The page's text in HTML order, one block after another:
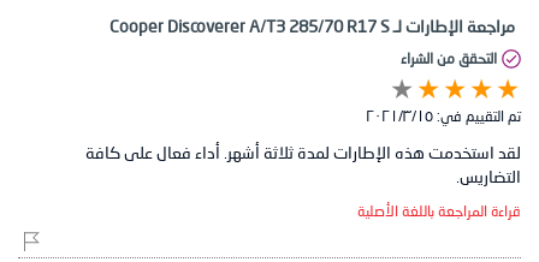
مراجعة الإطارات لـ Cooper Discoverer A/T3 285/70 R17 S
التحقق من الشراء
تم التقييم في: ١٥‏/٣‏/٢٠٢١
لقد استخدمت هذه الإطارات لمدة ثلاثة أشهر. أداء فعال على كافة
التضاريس.
قراءة المراجعة باللغة الأصلية